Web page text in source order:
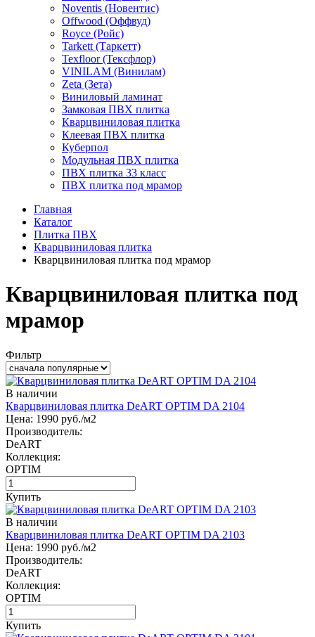
Noventis (Новентис)
Offwood (Оффвуд)
Royce (Ройс)
Tarkett (Таркетт)
Texfloor (Тексфлор)
VINILAM (Винилам)
Zeta (Зета)
Виниловый ламинат
Замковая ПВХ плитка
Кварцвиниловая плитка
Клеевая ПВХ плитка
Куберпол
Модульная ПВХ плитка
ПВХ плитка 33 класс
ПВХ плитка под мрамор
Главная
Каталог
Плитка ПВХ
Кварцвиниловая плитка
Кварцвиниловая плитка под мрамор
Кварцвиниловая плитка под
мрамор
Фильтр
В наличии
Кварцвиниловая плитка DeART OPTIM DA 2104
Цена: 1990 руб./м2
Производитель:
DeART
Коллекция:
OPTIM
Купить
В наличии
Кварцвиниловая плитка DeART OPTIM DA 2103
Цена: 1990 руб./м2
Производитель:
DeART
Коллекция:
OPTIM
Купить